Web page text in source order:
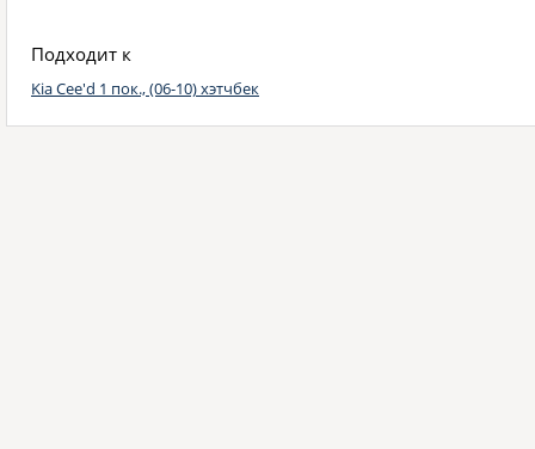
Подходит к
Kia Cee'd 1 пок., (06-10) хэтчбек